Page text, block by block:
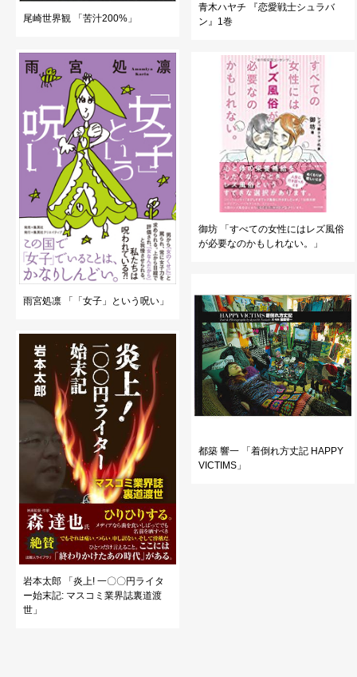
青木ハヤチ 『恋愛戦士シュラバ
ン』1巻
尾崎世界観 「苦汁200%」
雨宮処凛 「「女子」という呪い」
御坊 「すべての女性にはレズ風俗
が必要なのかもしれない。」
都築 響一 「着倒れ方丈記 HAPPY
VICTIMS」
岩本太郎 「炎上! 一〇〇円ライタ
ー始末記: マスコミ業界誌裏道渡
世」